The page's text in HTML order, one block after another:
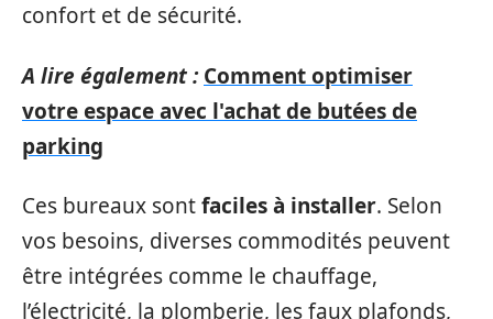
confort et de sécurité.
A lire également : Comment optimiser
votre espace avec l'achat de butées de
parking
Ces bureaux sontfaciles à installer. Selon
vos besoins, diverses commodités peuvent
être intégrées comme le chauffage,
l’électricité, la plomberie, les faux plafonds,